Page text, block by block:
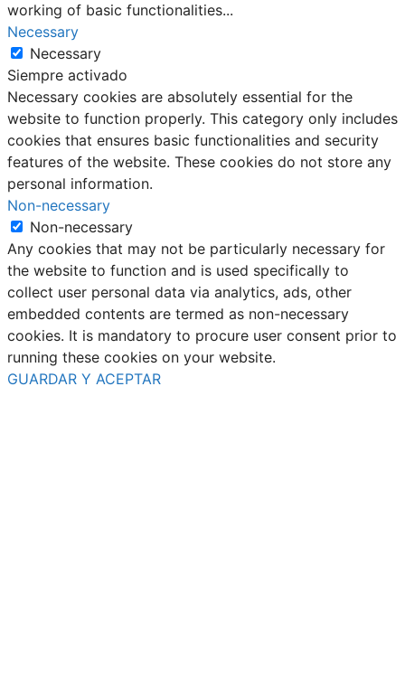
working of basic functionalities...
Necessary
Necessary
Siempre activado
Necessary cookies are absolutely essential for the
website to function properly. This category only includes
cookies that ensures basic functionalities and security
features of the website. These cookies do not store any
personal information.
Non-necessary
Non-necessary
Any cookies that may not be particularly necessary for
the website to function and is used specifically to
collect user personal data via analytics, ads, other
embedded contents are termed as non-necessary
cookies. It is mandatory to procure user consent prior to
running these cookies on your website.
GUARDAR Y ACEPTAR